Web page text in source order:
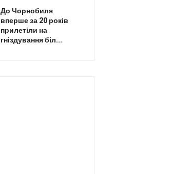
До Чорнобиля
вперше за 20 років
прилетіли на
гніздування біл...